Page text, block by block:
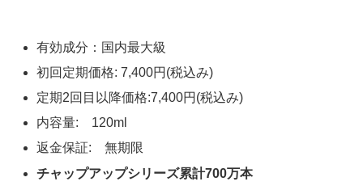
有効成分：国内最大級
初回定期価格: 7,400円(税込み)
定期2回目以降価格:7,400円(税込み)
内容量: 120ml
返金保証: 無期限
チャップアップシリーズ累計700万本